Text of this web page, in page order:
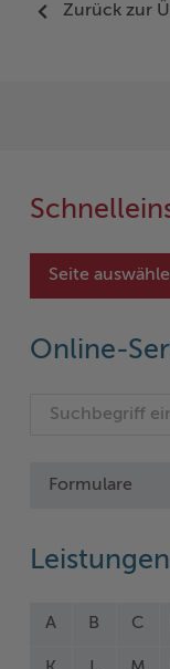
Zurück zur
Seite
Online-
Formulare
A B C